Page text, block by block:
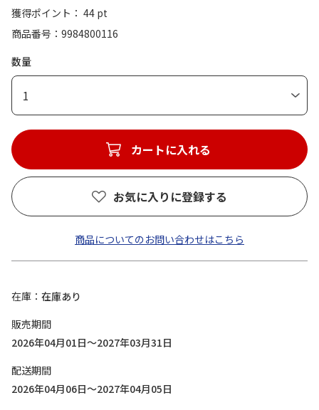
獲得ポイント： 44 pt
商品番号
9984800116
数量
1
カートに入れる
お気に入りに登録する
商品についてのお問い合わせはこちら
在庫
在庫あり
販売期間
2026年04月01日～2027年03月31日
配送期間
2026年04月06日～2027年04月05日